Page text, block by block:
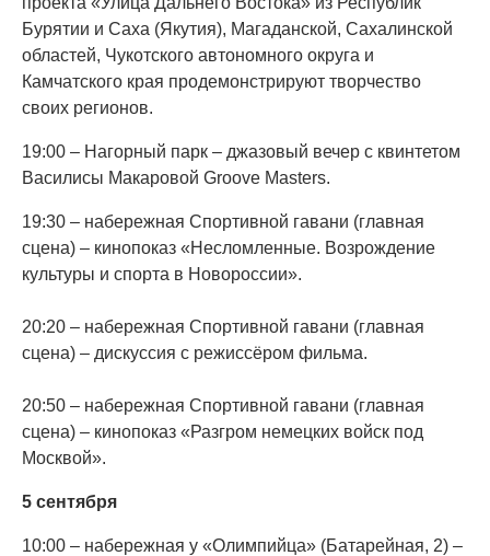
Бурятии и Саха (Якутия), Магаданской, Сахалинской
областей, Чукотского автономного округа и
Камчатского края продемонстрируют творчество
своих регионов.
19:00 – Нагорный парк – джазовый вечер с квинтетом
Василисы Макаровой Groove Masters.
19:30 – набережная Спортивной гавани (главная
сцена) – кинопоказ «Несломленные. Возрождение
культуры и спорта в Новороссии».
20:20 – набережная Спортивной гавани (главная
сцена) – дискуссия с режиссёром фильма.
20:50 – набережная Спортивной гавани (главная
сцена) – кинопоказ «Разгром немецких войск под
Москвой».
5 сентября
10:00 – набережная у «Олимпийца» (Батарейная, 2) –